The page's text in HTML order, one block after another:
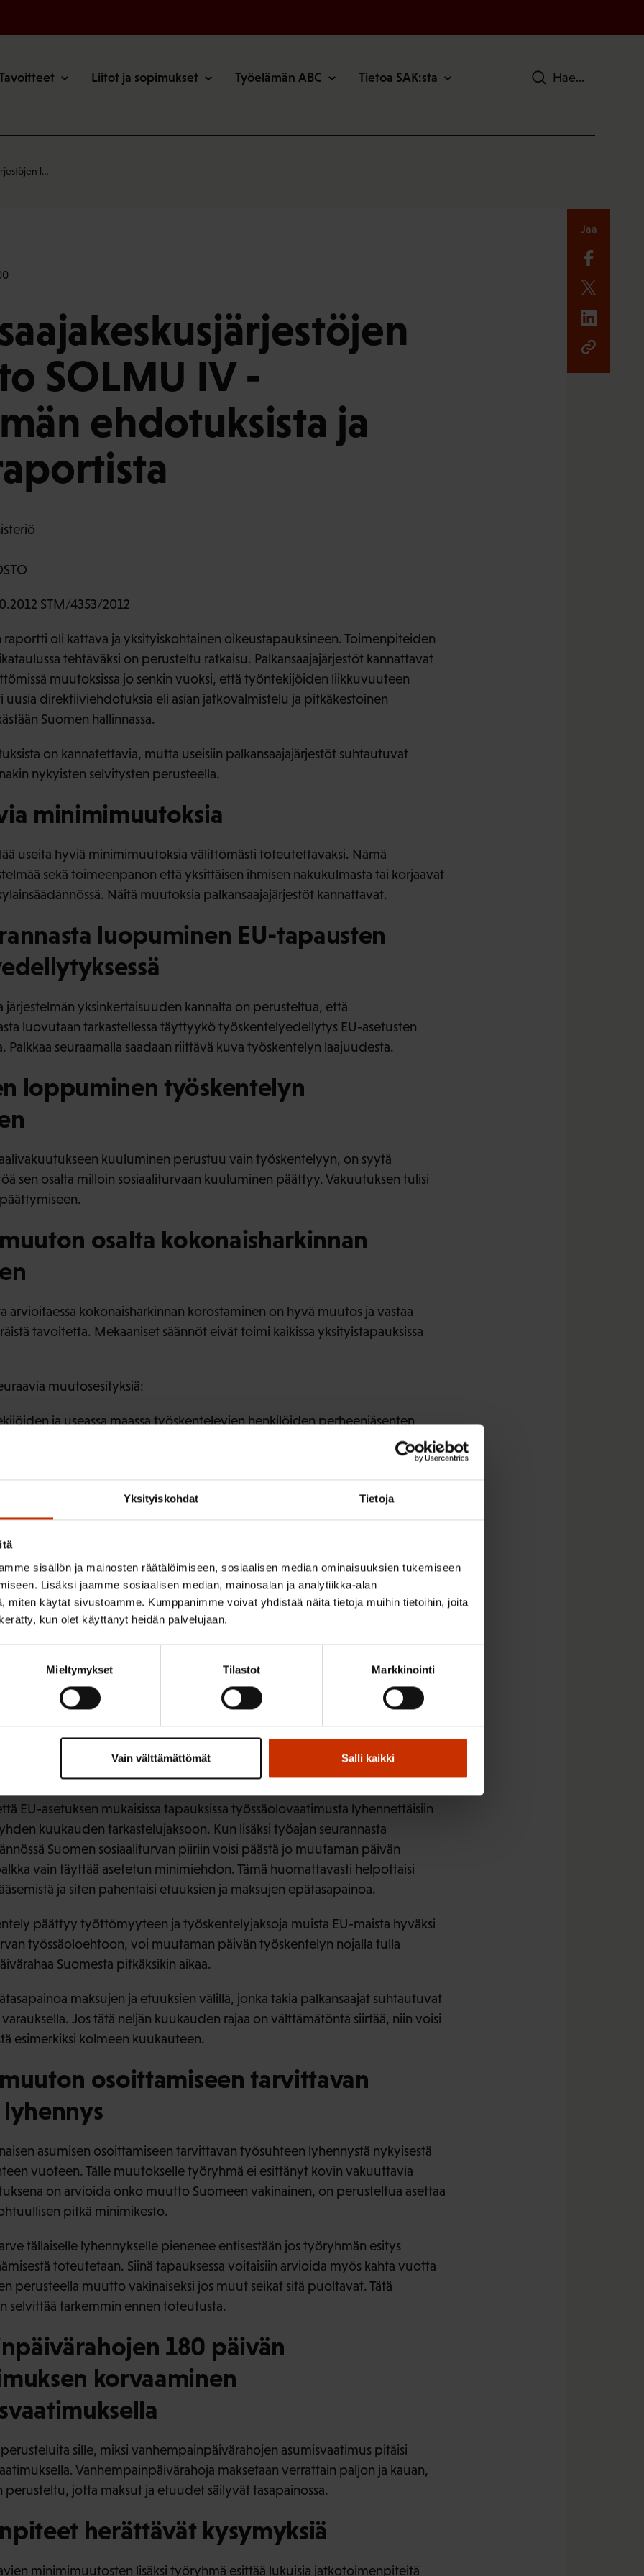
Yksityiskohdat Tietoja
sisällön ja mainosten räätälöimiseen, sosiaalisen median ominaisuuksien tukemiseen
Lisäksi jaamme sosiaalisen median, mainosalan ja analytiikka-alan
miten käytät sivustoamme. Kumppanimme voivat yhdistää näitä tietoja muihin tietoihin, joita
kun olet käyttänyt heidän palvelujaan.
Mieltymykset Tilastot Markkinointi
Vain välttämättömät Salli kaikki
Liitot ja sopimukset Työelämän ABC Tietoa SAK:sta Hae
l…
SOLMU IV -
ehdotuksista ja
STM/4353/2012
oli kattava ja yksityiskohtainen oikeustapauksineen. Toimenpiteiden
tehtäväksi on perusteltu ratkaisu. Palkansaajajärjestöt kannattavat
muutoksissa jo senkin vuoksi, että työntekijöiden liikkuvuuteen
direktiiviehdotuksia eli asian jatkovalmistelu ja pitkäkestoinen
Suomen hallinnassa.
on kannatettavia, mutta useisiin palkansaajajärjestöt suhtautuvat
nykyisten selvitysten perusteella.
minimimuutoksia
useita hyviä minimimuutoksia välittömästi toteutettavaksi. Nämä
sekä toimeenpanon että yksittäisen ihmisen nakukulmasta tai korjaavat
Näitä muutoksia palkansaajajärjestöt kannattavat.
luopuminen EU-tapausten
järjestelmän yksinkertaisuuden kannalta on perusteltua, että
luovutaan tarkastellessa täyttyykö työskentelyedellytys EU-asetusten
Palkkaa seuraamalla saadaan riittävä kuva työskentelyn laajuudesta.
loppuminen työskentelyn
kuuluminen perustuu vain työskentelyyn, on syytä
sen osalta milloin sosiaaliturvaan kuuluminen päättyy. Vakuutuksen tulisi
osalta kokonaisharkinnan
arvioitaessa kokonaisharkinnan korostaminen on hyvä muutos ja vastaa
tavoitetta. Mekaaniset säännöt eivät toimi kaikissa yksityistapauksissa
muutosesityksiä:
ja useassa maassa työskentelevien henkilöiden perheenjäsenten
liittyvä selkeytys Kelan ja ETKn suhteen
käsittelyajan huomioiminen soveltamisalalaissa
minimimuutoksia
etuuksien ja maksujen välillä, mikä osaltaan heikentää
kestävyyttä ja leqitimiteettiä.
tapauksissa työssäoloehdon
EU-asetuksen mukaisissa tapauksissa työssäolovaatimusta lyhennettäisiin
kuukauden tarkastelujaksoon. Kun lisäksi työajan seurannasta
Suomen sosiaaliturvan piiriin voisi päästä jo muutaman päivän
vain täyttää asetetun minimiehdon. Tämä huomattavasti helpottaisi
ja siten pahentaisi etuuksien ja maksujen epätasapainoa.
päättyy työttömyyteen ja työskentelyjaksoja muista EU-maista hyväksi
työssäoloehtoon, voi muutaman päivän työskentelyn nojalla tulla
Suomesta pitkäksikin aikaa.
maksujen ja etuuksien välillä, jonka takia palkansaajat suhtautuvat
Jos tätä neljän kuukauden rajaa on välttämätöntä siirtää, niin voisi
esimerkiksi kolmeen kuukauteen.
osoittamiseen tarvittavan
asumisen osoittamiseen tarvittavan työsuhteen lyhennystä nykyisestä
vuoteen. Tälle muutokselle työryhmä ei esittänyt kovin vakuuttavia
on arvioida onko muutto Suomeen vakinainen, on perusteltua asettaa
pitkä minimikesto.
tällaiselle lyhennykselle pienenee entisestään jos työryhmän esitys
toteutetaan. Siinä tapauksessa voitaisiin arvioida myös kahta vuotta
perusteella muutto vakinaiseksi jos muut seikat sitä puoltavat. Tätä
selvittää tarkemmin ennen toteutusta.
180 päivän
korvaaminen
sille, miksi vanhempainpäivärahojen asumisvaatimus pitäisi
Vanhempainpäivärahoja maksetaan verrattain paljon ja kauan,
jotta maksut ja etuudet säilyvät tasapainossa.
herättävät kysymyksiä
minimimuutosten lisäksi työryhmä esittää lukuisia jatkotoimenpiteitä
Jaa